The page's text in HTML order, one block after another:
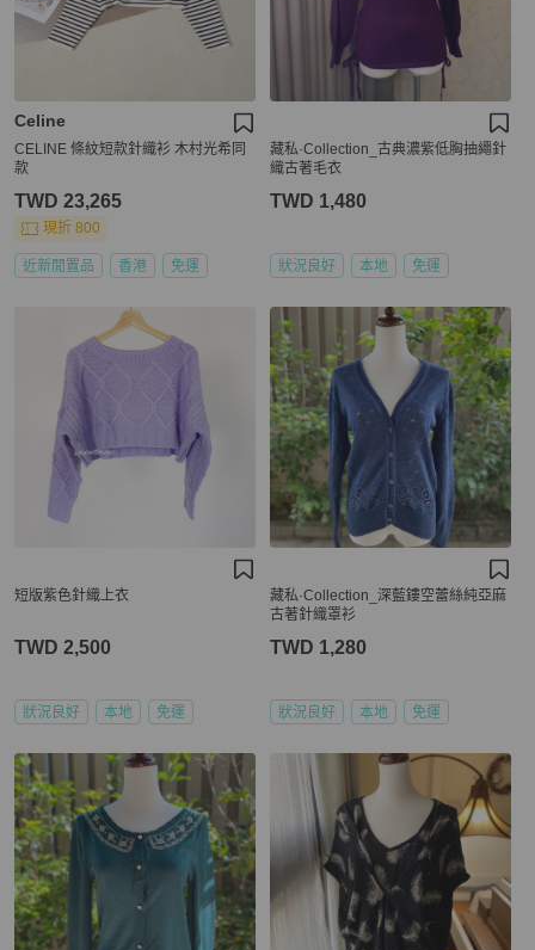
Celine
CELINE 條紋短款針織衫 木村光希同
款
TWD 23,265
現折 800
近新閒置品 香港 免運
藏私·Collection_古典濃紫低胸抽繩針
織古著毛衣
TWD 1,480
狀況良好 本地 免運
短版紫色針織上衣
TWD 2,500
狀況良好 本地 免運
藏私·Collection_深藍鏤空蕾絲純亞麻
古著針織罩衫
TWD 1,280
狀況良好 本地 免運